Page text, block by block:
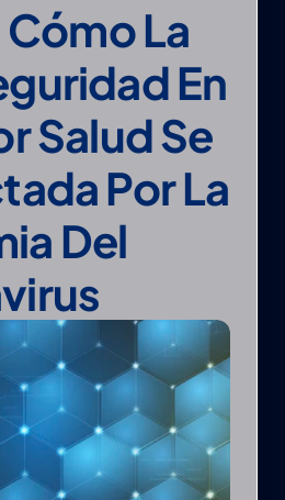
La
En
Salud Se
Por La
Del